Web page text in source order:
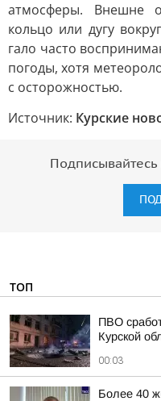
атмосферы. Внешне
кольцо или дугу
гало часто
погоды, хотя
с осторожностью.
Источник: Курские
ТОП
ПВО
Курской
00:03
Более 40